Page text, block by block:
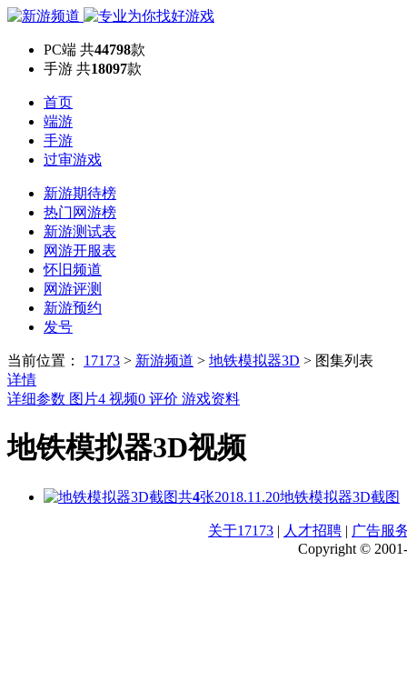
PC端 共44798款
手游 共18097款
首页
端游
手游
过审游戏
新游期待榜
热门网游榜
新游测试表
网游开服表
怀旧频道
网游评测
新游预约
发号
当前位置： 17173 > 新游频道 > 地铁模拟器3D > 图集列表
详情
详细参数 图片4 视频0 评价 游戏资料
地铁模拟器3D视频
共4张2018.11.20地铁模拟器3D截图
关于17173 | 人才招聘 | 广告服
Copyright ©